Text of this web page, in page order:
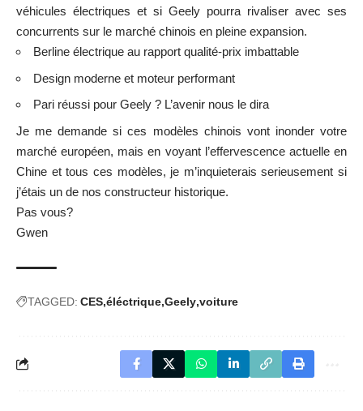
véhicules électriques et si Geely pourra rivaliser avec ses
concurrents sur le marché chinois en pleine expansion.
Berline électrique au rapport qualité-prix imbattable
Design moderne et moteur performant
Pari réussi pour Geely ? L’avenir nous le dira
Je me demande si ces modèles chinois vont inonder votre
marché européen, mais en voyant l’effervescence actuelle en
Chine et tous ces modèles, je m’inquieterais serieusement si
j’étais un de nos constructeur historique.
Pas vous?
Gwen
TAGGED: CES éléctrique Geely voiture